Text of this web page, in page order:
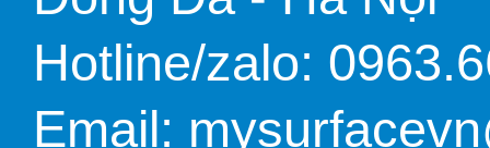
Hotline/zalo:
Email: